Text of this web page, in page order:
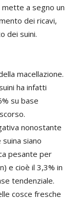
a segno un
dei ricavi,
dei suini.
macellazione.
ha infatti
su base
nonostante
siano
pesante per
e cioè il 3,3% in
tendenziale.
cosce fresche